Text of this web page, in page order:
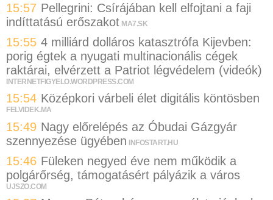
15:57 Pellegrini: Csírájában kell elfojtani a faji
indíttatású erőszakot MA7.SK
15:55 4 milliárd dolláros katasztrófa Kijevben:
porig égtek a nyugati multinacionális cégek
raktárai, elvérzett a Patriot légvédelem (videók)
INTERNETFIGYELO.WORDPRESS.COM
15:54 Középkori várbeli élet digitális köntösben
FELVIDEK.MA
15:49 Nagy előrelépés az Óbudai Gázgyár
szennyezése ügyében
INFOSTART.HU
15:46 Füleken negyed éve nem működik a
polgárőrség, támogatásért pályázik a város
UJSZO.COM